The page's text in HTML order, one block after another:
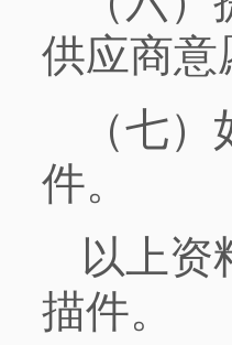
供应商意
（七
件。
以上资
描件。